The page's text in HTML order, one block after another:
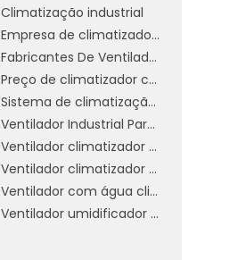
Climatização industrial
Empresa de climatizador evaporativo
Fabricantes De Ventiladores Industriais
Preço de climatizador com névoa
Sistema de climatização industrial
Ventilador Industrial Para Galpão
Ventilador climatizador de parede
Ventilador climatizador água
Ventilador com água climatizador
Ventilador umidificador de ar industrial